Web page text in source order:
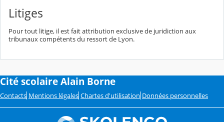
Litiges
Pour tout litige, il est fait attribution exclusive de juridiction aux
tribunaux compétents du ressort de Lyon.
Cité scolaire Alain Borne
Contacts Mentions légales Chartes d'utilisation Données personnelles